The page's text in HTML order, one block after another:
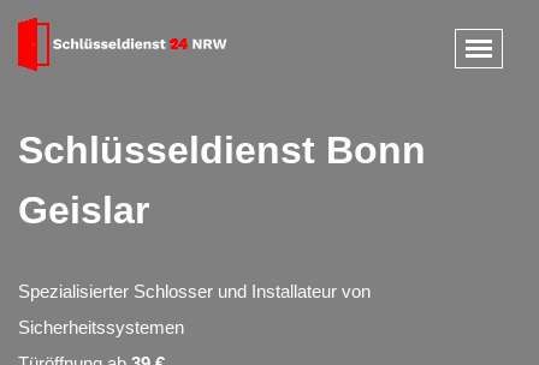
Schlüsseldienst Bonn
Geislar
Spezialisierter Schlosser und Installateur von
Sicherheitssystemen